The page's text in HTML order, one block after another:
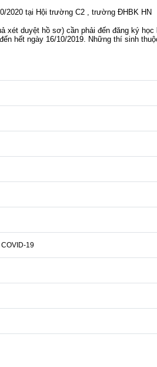
2020 tại Hội trường C2 , trường ĐHBK HN
duyệt hồ sơ) cần phải đến đăng ký
hết ngày 16/10/2019. Những thí sinh
19